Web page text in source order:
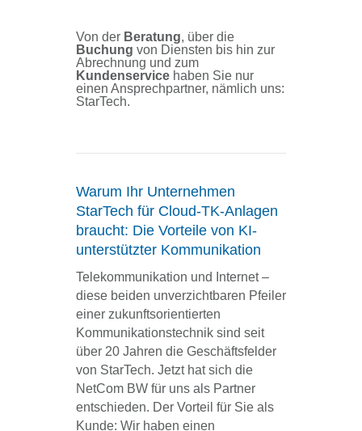
Von der Beratung, über die
Buchung von Diensten bis hin zur
Abrechnung und zum
Kundenservice haben Sie nur
einen Ansprechpartner, nämlich uns:
StarTech.
Warum Ihr Unternehmen
StarTech für Cloud-TK-Anlagen
braucht: Die Vorteile von KI-
unterstützter Kommunikation
Telekommunikation und Internet –
diese beiden unverzichtbaren Pfeiler
einer zukunftsorientierten
Kommunikationstechnik sind seit
über 20 Jahren die Geschäftsfelder
von StarTech. Jetzt hat sich die
NetCom BW für uns als Partner
entschieden. Der Vorteil für Sie als
Kunde: Wir haben einen